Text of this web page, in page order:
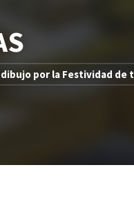
dibujo por la Festividad de